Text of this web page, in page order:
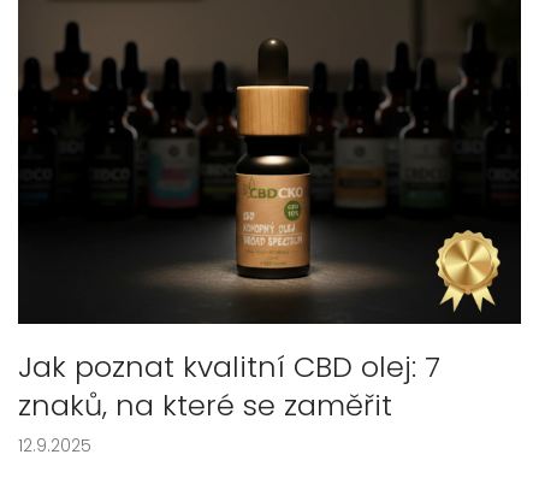
Jak poznat kvalitní CBD olej: 7
znaků, na které se zaměřit
12.9.2025